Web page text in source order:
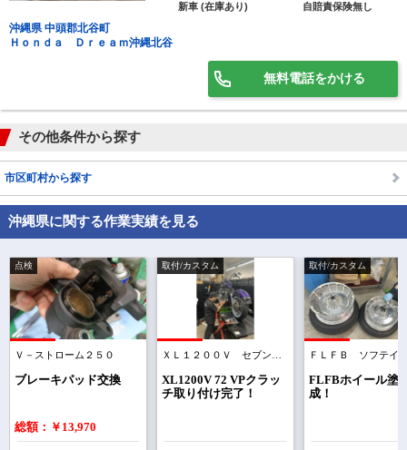
新車 (在庫あり)
自賠責保険無し
沖縄県 中頭郡北谷町
Ｈｏｎｄａ Ｄｒｅａｍ沖縄北谷
無料電話をかける
その他条件から探す
市区町村から探す
沖縄県に関する作業実績を見る
点検
Ｖ－ストローム２５０
ブレーキパッド交換
総額：￥13,970
取付/カスタム
XL1200V 72 VPクラッ
チ取り付け完了！
取付/カスタム
FLFBホイール塗
成！
で相場をチェック！
車種選択するだけ、かんたん相場検索